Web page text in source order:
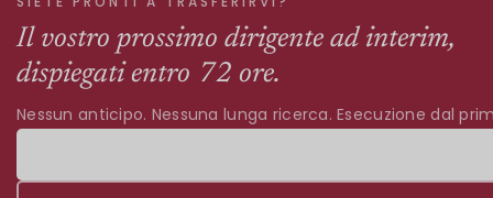
Il vostro prossimo dirigente ad interim,
dispiegati entro 72 ore.
Nessun anticipo. Nessuna lunga ricerca. Esecuzione dal